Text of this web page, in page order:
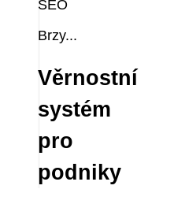
SEO
Brzy...
Věrnostní
systém
pro
podniky